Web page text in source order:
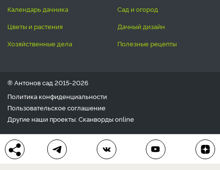
календарь дачника
сад и огород
цветы и растения
дачный дизайн
хозяйственные дела
полезные рецепты
® Антонов сад 2015-2026
Политика конфиденциальности
Пользовательское соглашение
Другие наши проекты: Сканвордыonline
Любое использование материала допускается только с
письменного согласия редакции